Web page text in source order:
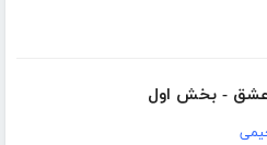
عشق - بخش اول